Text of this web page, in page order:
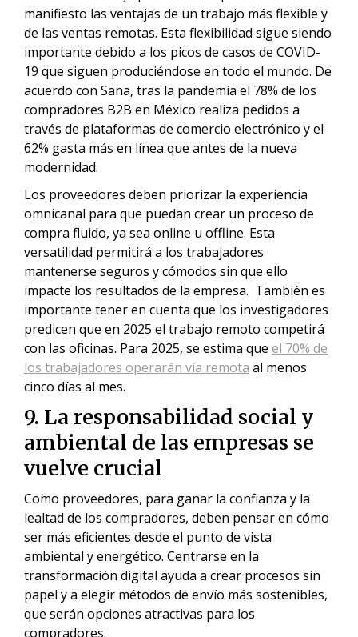
manifiesto las ventajas de un trabajo más flexible y
de las ventas remotas. Esta flexibilidad sigue siendo
importante debido a los picos de casos de COVID-
19 que siguen produciéndose en todo el mundo. De
acuerdo con Sana, tras la pandemia el 78% de los
compradores B2B en México realiza pedidos a
través de plataformas de comercio electrónico y el
62% gasta más en línea que antes de la nueva
modernidad.
Los proveedores deben priorizar la experiencia
omnicanal para que puedan crear un proceso de
compra fluido, ya sea online u offline. Esta
versatilidad permitirá a los trabajadores
mantenerse seguros y cómodos sin que ello
impacte los resultados de la empresa. También es
importante tener en cuenta que los investigadores
predicen que en 2025 el trabajo remoto competirá
con las oficinas. Para 2025, se estima que el 70% de
los trabajadores operarán vía remota al menos
cinco días al mes.
9. La responsabilidad social y
ambiental de las empresas se
vuelve crucial
Como proveedores, para ganar la confianza y la
lealtad de los compradores, deben pensar en cómo
ser más eficientes desde el punto de vista
ambiental y energético. Centrarse en la
transformación digital ayuda a crear procesos sin
papel y a elegir métodos de envío más sostenibles,
que serán opciones atractivas para los
compradores.